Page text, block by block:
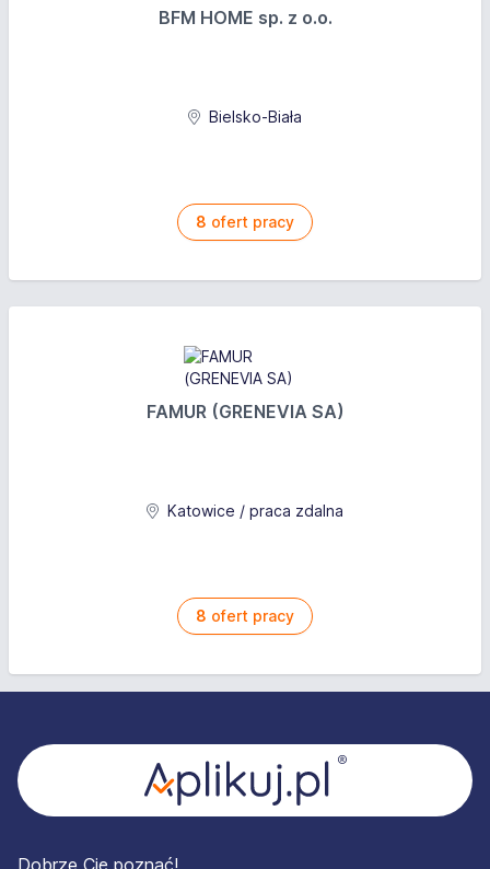
BFM HOME sp. z o.o.
Bielsko-Biała
8 ofert pracy
FAMUR (GRENEVIA SA)
Katowice / praca zdalna
8 ofert pracy
Dobrze Cię poznać!